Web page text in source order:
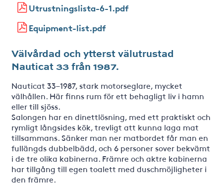
Utrustningslista-6-1.pdf
Equipment-list.pdf
Välvårdad och ytterst välutrustad
Nauticat 33 från 1987.
Nauticat 33–1987, stark motorseglare, mycket
välhållen. Här finns rum för ett behagligt liv i hamn
eller till sjöss.
Salongen har en dinettlösning, med ett praktiskt och
rymligt långsides kök, trevligt att kunna laga mat
tillsammans. Sänker man ner matbordet får man en
fullängds dubbelbädd, och 6 personer sover bekvämt
i de tre olika kabinerna. Främre och aktre kabinerna
har tillgång till egen toalett med duschmöjligheter i
den främre.